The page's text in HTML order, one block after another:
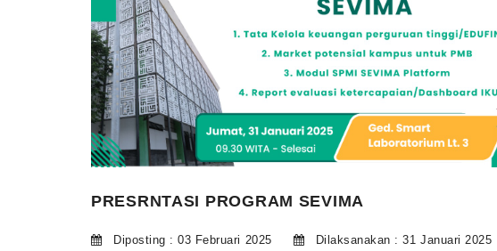
PRESRNTASI PROGRAM SEVIMA
Diposting : 03 Februari 2025 Dilaksanakan : 31 Januari 2025